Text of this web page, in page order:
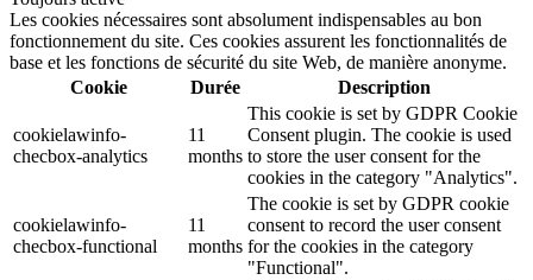
Les cookies nécessaires sont absolument indispensables au bon
fonctionnement du site. Ces cookies assurent les fonctionnalités de
base et les fonctions de sécurité du site Web, de manière anonyme.
Cookie
Durée Description
cookielawinfo-
checbox-analytics
11
months
This cookie is set by GDPR Cookie
Consent plugin. The cookie is used
to store the user consent for the
cookies in the category "Analytics".
cookielawinfo-
checbox-functional
11
months
The cookie is set by GDPR cookie
consent to record the user consent
for the cookies in the category
"Functional".